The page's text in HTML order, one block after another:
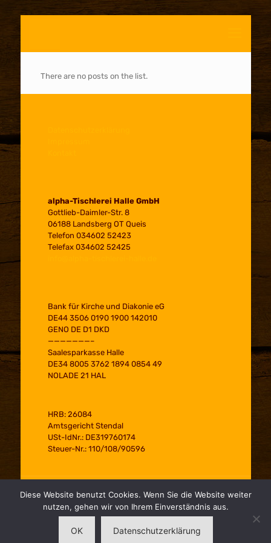
There are no posts on the list.
alpha-Tischlerei Halle GmbH
Gottlieb-Daimler-Str. 8
06188 Landsberg OT Queis
Telefon 034602 52423
Telefax 034602 52425
Bank für Kirche und Diakonie eG
DE44 3506 0190 1900 142010
GENO DE D1 DKD
———————–
Saalesparkasse Halle
DE34 8005 3762 1894 0854 49
NOLADE 21 HAL
HRB: 26084
Amtsgericht Stendal
USt-IdNr.: DE319760174
Steuer-Nr.: 110/108/90596
alpha-Tischlerei Halle GmbH
Diese Website benutzt Cookies. Wenn Sie die Website weiter
nutzen, gehen wir von Ihrem Einverständnis aus.
OK Datenschutzerklärung